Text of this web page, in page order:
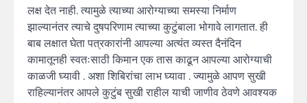
लक्ष देत नाही. त्यामुळे त्याच्या आरोग्याच्या समस्या निर्माण
झाल्यानंतर त्याचे दुषपरिणाम त्याच्या कुटुंबाला भोगावे लागतात. ही
बाब लक्षात घेता पत्रकारांनी आपल्या अत्यंत व्यस्त दैनंदिन
कामातूनही स्वतःसाठी किमान एक तास काढून आपल्या आरोग्याची
काळजी घ्यावी . अशा शिबिरांचा लाभ घ्यावा . ज्यामुळे आपण सुखी
राहिल्यानंतर आपले कुटुंब सुखी राहील याची जाणीव ठेवणे आवश्यक